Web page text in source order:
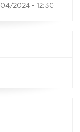
2024 - 12:30